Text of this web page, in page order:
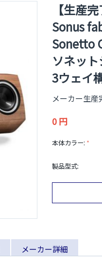
【生産完
Sonus
Sonetto
ソネッ
3ウェイ
メーカー生産
0 円
本体カラー:
製品型式:
メーカー詳細